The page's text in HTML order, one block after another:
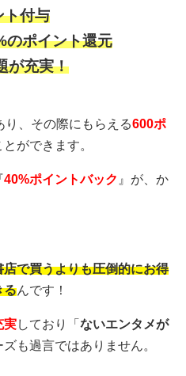
ト付与
のポイント還元
が充実！
、その際にもらえる600ポ
ができます。
40%ポイントバック 』が、か
店で買うよりも圧倒的にお得
るんです！
実しており「 ないエンタメが
も過言ではありません。